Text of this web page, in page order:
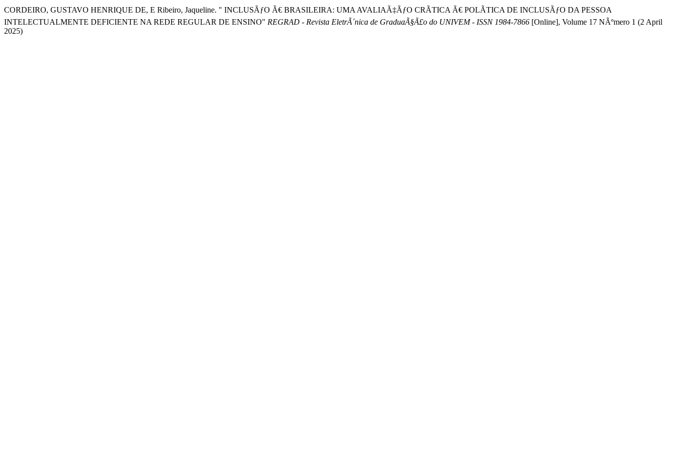
CORDEIRO, GUSTAVO HENRIQUE DE, E Ribeiro, Jaqueline. " INCLUSÃƒO Ã€ BRASILEIRA: UMA AVALIAÃ‡ÃƒO CRÃTICA Ã€ POLÃTICA DE INCLUSÃƒO DA PESSOA
INTELECTUALMENTE DEFICIENTE NA REDE REGULAR DE ENSINO" REGRAD - Revista EletrÃ´nica de GraduaÃ§Ã£o do UNIVEM - ISSN 1984-7866 [Online], Volume 17 NÃºmero 1 (2 April
2025)